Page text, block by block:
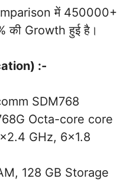
में 450000+
की Growth हुई है।
:-
SDM768
Octa-core core
GHz, 6×1.8
128 GB Storage